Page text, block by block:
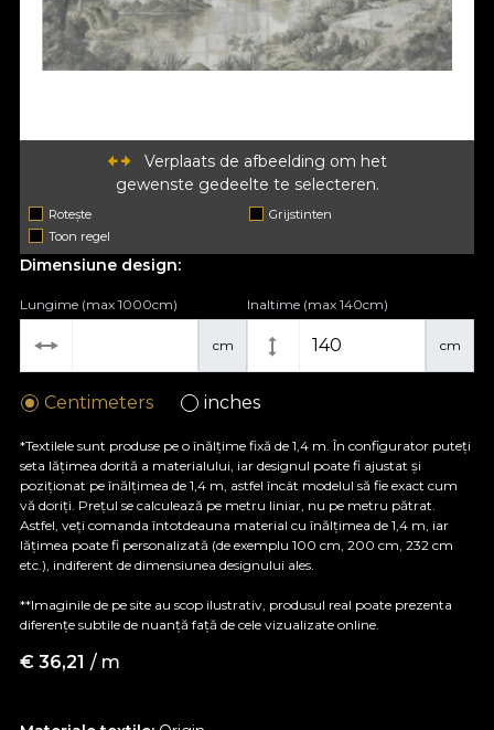
Verplaats de afbeelding om het
gewenste gedeelte te selecteren.
Rotește
Grijstinten
Toon regel
Dimensiune design:
cm
Lungime (max 1000cm)
cm
Inaltime (max 140cm)
Centimeters inches
*Textilele sunt produse pe o înălțime fixă de 1,4 m. În configurator puteți
seta lățimea dorită a materialului, iar designul poate fi ajustat și
poziționat pe înălțimea de 1,4 m, astfel încât modelul să fie exact cum
vă doriți. Prețul se calculează pe metru liniar, nu pe metru pătrat.
Astfel, veți comanda întotdeauna material cu înălțimea de 1,4 m, iar
lățimea poate fi personalizată (de exemplu 100 cm, 200 cm, 232 cm
etc.), indiferent de dimensiunea designului ales.
**Imaginile de pe site au scop ilustrativ, produsul real poate prezenta
diferențe subtile de nuanță față de cele vizualizate online.
€ 36,21 / m